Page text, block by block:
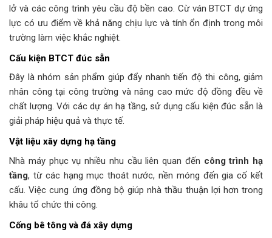
lở và các công trình yêu cầu độ bền cao. Cừ ván BTCT dự ứng
lực có ưu điểm về khả năng chịu lực và tính ổn định trong môi
trường làm việc khắc nghiệt.
Cấu kiện BTCT đúc sẵn
Đây là nhóm sản phẩm giúp đẩy nhanh tiến độ thi công, giảm
nhân công tại công trường và nâng cao mức độ đồng đều về
chất lượng. Với các dự án hạ tầng, sử dụng cấu kiện đúc sẵn là
giải pháp hiệu quả và thực tế.
Vật liệu xây dựng hạ tầng
Nhà máy phục vụ nhiều nhu cầu liên quan đến công trình hạ
tầng, từ các hạng mục thoát nước, nền móng đến gia cố kết
cấu. Việc cung ứng đồng bộ giúp nhà thầu thuận lợi hơn trong
khâu tổ chức thi công.
Cống bê tông và đá xây dựng